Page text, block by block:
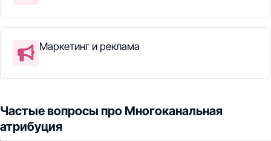
Маркетинг и реклама
Частые вопросы про Многоканальная
атрибуция